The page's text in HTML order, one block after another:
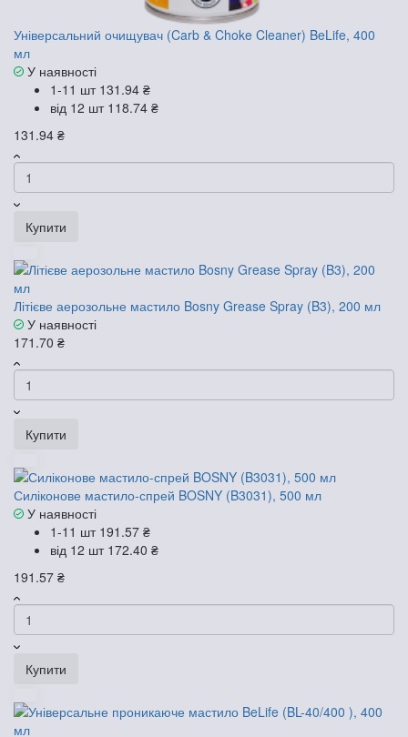
Універсальний очищувач (Carb & Choke Cleaner) BeLife, 400
мл
У наявності
1-11 шт 131.94 ₴
від 12 шт 118.74 ₴
131.94 ₴
Купити
Літієве аерозольне мастило Bosny Grease Spray (B3), 200 мл
У наявності
171.70 ₴
Купити
Силіконове мастило-спрей BOSNY (B3031), 500 мл
У наявності
1-11 шт 191.57 ₴
від 12 шт 172.40 ₴
191.57 ₴
Купити